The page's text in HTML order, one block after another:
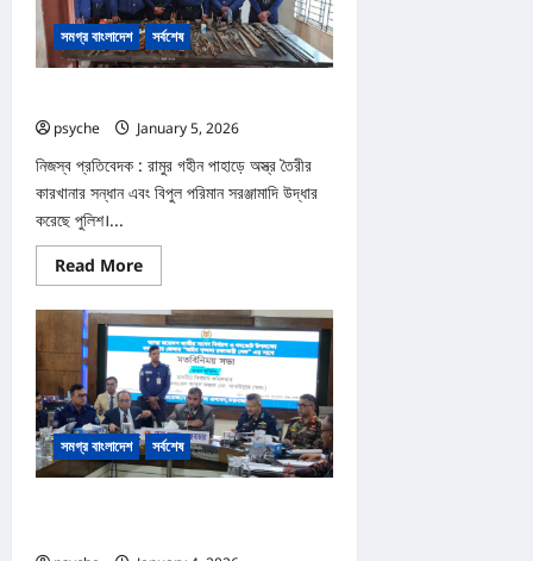
রূপান্তরিত
করব
:
সালাহউদ্দিন
সমগ্র বাংলাদেশ সর্বশেষ
psyche
January 5, 2026
নিজস্ব প্রতিবেদক : রামুর গহীন পাহাড়ে অস্ত্র তৈরীর
কারখানার সন্ধান এবং বিপুল পরিমান সরঞ্জামাদি উদ্ধার
করেছে পুলিশ।...
Read MoreRead
more
রামুর
পাহাড়ে
অস্ত্র
তৈরির
কারখানা
:
মিলেছে
বিপুল
সরঞ্জাম
সমগ্র বাংলাদেশ সর্বশেষ